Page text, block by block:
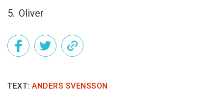
Oliver
TEXT: ANDERS SVENSSON